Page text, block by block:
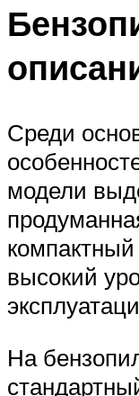
Среди
модели
компактный
высокий
На